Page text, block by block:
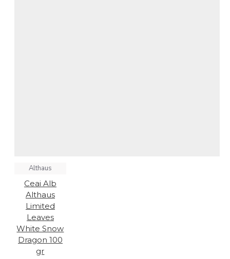
Althaus
Ceai Alb
Althaus
Limited
Leaves
White Snow
Dragon 100
gr